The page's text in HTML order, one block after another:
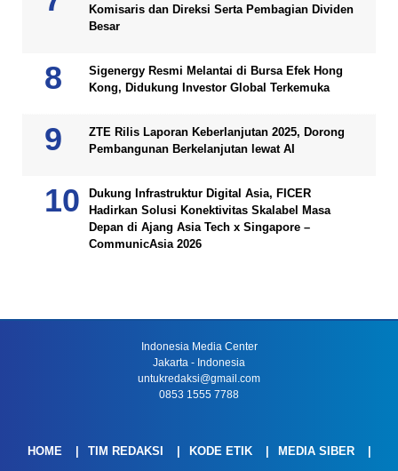
Komisaris dan Direksi Serta Pembagian Dividen
Besar
Sigenergy Resmi Melantai di Bursa Efek Hong
Kong, Didukung Investor Global Terkemuka
ZTE Rilis Laporan Keberlanjutan 2025, Dorong
Pembangunan Berkelanjutan lewat AI
Dukung Infrastruktur Digital Asia, FICER
Hadirkan Solusi Konektivitas Skalabel Masa
Depan di Ajang Asia Tech x Singapore –
CommunicAsia 2026
Indonesia Media Center
Jakarta - Indonesia
untukredaksi@gmail.com
0853 1555 7788
HOME TIM REDAKSI KODE ETIK
MEDIA SIBER